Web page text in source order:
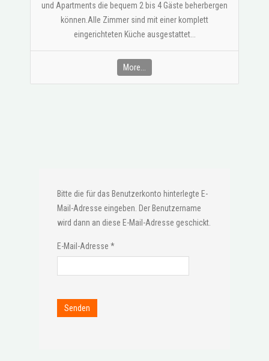
und Apartments die bequem 2 bis 4 Gäste beherbergen
können.Alle Zimmer sind mit einer komplett
eingerichteten Küche ausgestattet...
More...
Bitte die für das Benutzerkonto hinterlegte E-
Mail-Adresse eingeben. Der Benutzername
wird dann an diese E-Mail-Adresse geschickt.
E-Mail-Adresse *
Senden